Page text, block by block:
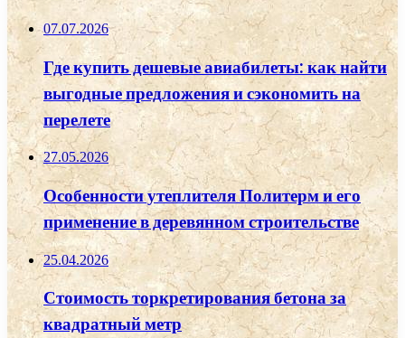
07.07.2026
Где купить дешевые авиабилеты: как найти
выгодные предложения и сэкономить на
перелете
27.05.2026
Особенности утеплителя Политерм и его
применение в деревянном строительстве
25.04.2026
Стоимость торкретирования бетона за
квадратный метр